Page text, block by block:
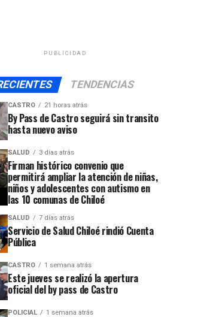
PUBLICIDAD
TENDENCIAS
CASTRO 21 horas atrás
By Pass de Castro seguirá sin transito
hasta nuevo aviso
SALUD 3 días atrás
Firman histórico convenio que
permitirá ampliar la atención de niñas,
niños y adolescentes con autismo en
las 10 comunas de Chiloé
SALUD 7 días atrás
Servicio de Salud Chiloé rindió Cuenta
Pública
CASTRO 1 semana atrás
Este jueves se realizó la apertura
oficial del by pass de Castro
POLICIAL 1 semana atrás